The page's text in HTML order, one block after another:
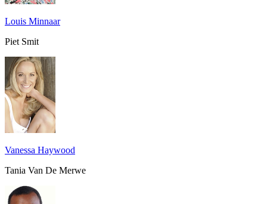
Louis Minnaar
Piet Smit
Vanessa Haywood
Tania Van De Merwe